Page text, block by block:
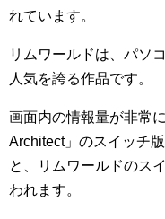
れています。
リムワールドは、パソ
人気を誇る作品です。
画面内の情報量が非常
Architect」のスイッチ
と、リムワールドのス
われます。